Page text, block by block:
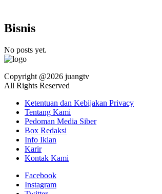
Bisnis
No posts yet.
Copyright @2026 juangtv
All Rights Reserved
Ketentuan dan Kebijakan Privacy
Tentang Kami
Pedoman Media Siber
Box Redaksi
Info Iklan
Karir
Kontak Kami
Facebook
Instagram